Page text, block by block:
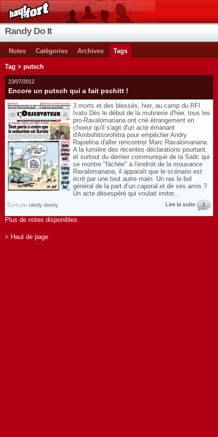
Randy Do It
Notes Catégories Archives Tags
Tag > putsch
23/07/2012
Encore un putsch qui a fait pschitt !
3 morts et des blessés, hier, au camp du RFI
Ivato Dès le début de la mutinerie d'hier, tous les
pro-Ravalomanana ont crié étrangement en
choeur qu'il s'agit d'un acte émanant
d'Ambohitsorohitra pour empêcher Andry
Rajoelina d'aller rencontrer Marc Ravalomanana.
A la lumière des récentes déclarations pourtant,
et surtout du dernier communiqué de la Sadc qui
se montre "fâchée" à l'endroit de la mouvance
Ravalomanana, il apparaît que le scénario est
écrit par une tout autre main. Un ras le bol
général de la part d’un caporal et de ses amis ?
Un acte désespéré qui voulait imiter...
Écrit par randy donny Lire la suite 1
Plus de notes disponibles.
> Haut de page